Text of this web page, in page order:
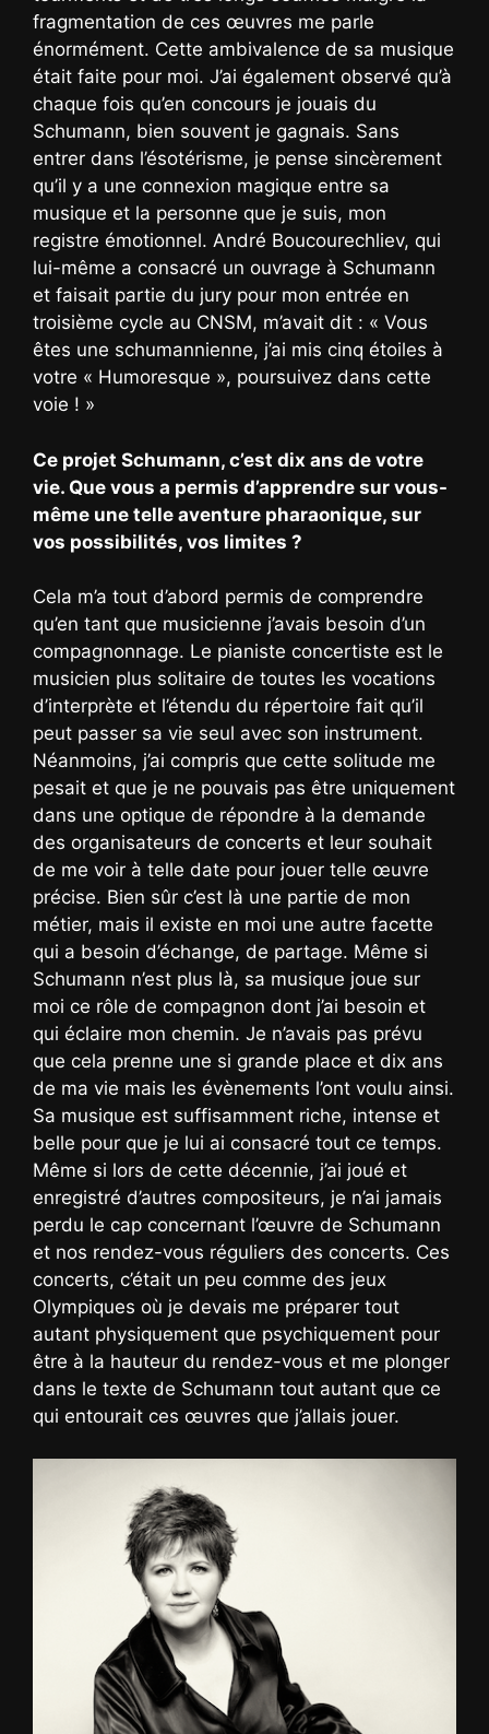
fragmentation de ces œuvres me parle
énormément. Cette ambivalence de sa musique
était faite pour moi. J’ai également observé qu’à
chaque fois qu’en concours je jouais du
Schumann, bien souvent je gagnais. Sans
entrer dans l’ésotérisme, je pense sincèrement
qu’il y a une connexion magique entre sa
musique et la personne que je suis, mon
registre émotionnel. André Boucourechliev, qui
lui-même a consacré un ouvrage à Schumann
et faisait partie du jury pour mon entrée en
troisième cycle au CNSM, m’avait dit : « Vous
êtes une schumannienne, j’ai mis cinq étoiles à
votre « Humoresque », poursuivez dans cette
voie ! »
Ce projet Schumann, c’est dix ans de votre
vie. Que vous a permis d’apprendre sur vous-
même une telle aventure pharaonique, sur
vos possibilités, vos limites ?
Cela m’a tout d’abord permis de comprendre
qu’en tant que musicienne j’avais besoin d’un
compagnonnage. Le pianiste concertiste est le
musicien plus solitaire de toutes les vocations
d’interprète et l’étendu du répertoire fait qu’il
peut passer sa vie seul avec son instrument.
Néanmoins, j’ai compris que cette solitude me
pesait et que je ne pouvais pas être uniquement
dans une optique de répondre à la demande
des organisateurs de concerts et leur souhait
de me voir à telle date pour jouer telle œuvre
précise. Bien sûr c’est là une partie de mon
métier, mais il existe en moi une autre facette
qui a besoin d’échange, de partage. Même si
Schumann n’est plus là, sa musique joue sur
moi ce rôle de compagnon dont j’ai besoin et
qui éclaire mon chemin. Je n’avais pas prévu
que cela prenne une si grande place et dix ans
de ma vie mais les évènements l’ont voulu ainsi.
Sa musique est suffisamment riche, intense et
belle pour que je lui ai consacré tout ce temps.
Même si lors de cette décennie, j’ai joué et
enregistré d’autres compositeurs, je n’ai jamais
perdu le cap concernant l’œuvre de Schumann
et nos rendez-vous réguliers des concerts. Ces
concerts, c’était un peu comme des jeux
Olympiques où je devais me préparer tout
autant physiquement que psychiquement pour
être à la hauteur du rendez-vous et me plonger
dans le texte de Schumann tout autant que ce
qui entourait ces œuvres que j’allais jouer.